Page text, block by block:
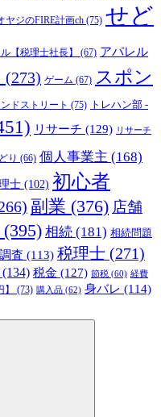
ヤジのFIRE計画ch (75) せど
【税理士社長】 (67) アパレル
(273) ゲーム (67) スポン
ドストリート (75) トレハン部 -
リサーチ (129) リサーチ
り (66) 個人事業主 (168)
士 (102) 初心者
副業 (376) 店舗
(395) 相続 (181) 相続問題
査 (113) 税理士 (271)
(134) 税金 (127) 節税 (60) 経費
(73) 購入品 (62) 身バレ (114)